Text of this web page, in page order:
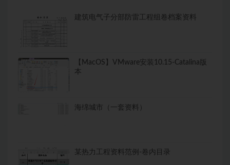
建筑电气子分部防雷工程组卷档案资料
【MacOS】VMware安装10.15-Catalina版
本
海绵城市（一套资料）
某热力工程资料范例-卷内目录